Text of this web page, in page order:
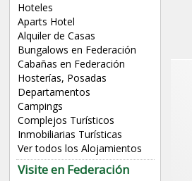
Hoteles
Aparts Hotel
Alquiler de Casas
Bungalows en Federación
Cabañas en Federación
Hosterías, Posadas
Departamentos
Campings
Complejos Turísticos
Inmobiliarias Turísticas
Ver todos los Alojamientos
Visite en Federación